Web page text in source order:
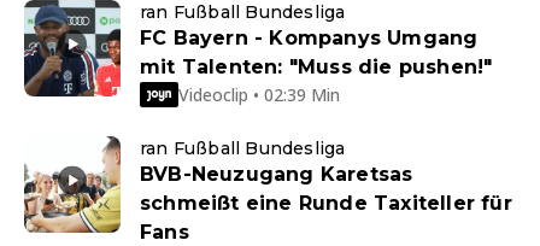
ran Fußball Bundesliga
FC Bayern - Kompanys Umgang
mit Talenten: "Muss die pushen!"
Videoclip • 02:39 Min
ran Fußball Bundesliga
BVB-Neuzugang Karetsas
schmeißt eine Runde Taxiteller für
Fans